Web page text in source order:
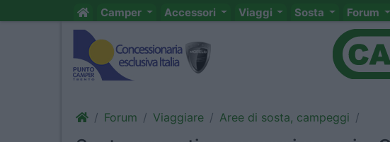
Camper Accessori Viaggi Sosta Forum
Forum Viaggiare Aree di sosta, campeggi